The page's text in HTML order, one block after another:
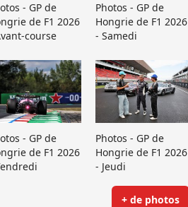
- GP de
de F1 2026
course
Photos - GP de
Hongrie de F1 2026
- Samedi
- GP de
de F1 2026
Photos - GP de
Hongrie de F1 2026
- Jeudi
+ de photos